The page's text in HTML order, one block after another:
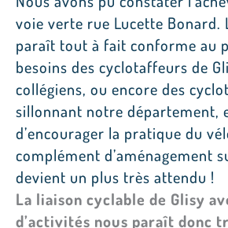
voie verte rue Lucette Bonard.
paraît tout à fait conforme au
besoins des cyclotaffeurs de
collégiens, ou encore des
sillonnant notre département,
d’encourager la pratique du
complément d’aménagement
devient un plus très attendu !
La liaison cyclable de Glisy
d’activités nous paraît donc